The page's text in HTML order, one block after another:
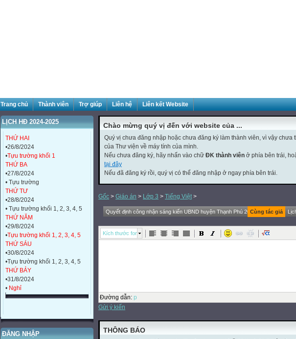
Trang chủ Thành viên Trợ giúp Liên hệ Liên kết Website
LỊCH HĐ 2024-2025
THỨ HAI
•26/8/2024
•Tựu trường khối 1
THỨ BA
•27/8/2024
• Tựu trường
THỨ TƯ
•28/8/2024
• Tựu trường khối 1, 2, 3, 4, 5
THỨ NĂM
•29/8/2024
•Tựu trường khối 1, 2, 3, 4, 5
THỨ SÁU
•30/8/2024
•Tựu trường khối 1, 2, 3, 4, 5
THỨ BẢY
•31/8/2024
• Nghỉ
ĐĂNG NHẬP
Chào mừng quý vị đến với website của ...
Quý vị chưa đăng nhập hoặc chưa đăng ký làm thành viên, vì vậy chưa
của Thư viện về máy tính của mình.
Nếu chưa đăng ký, hãy nhấn vào chữ ĐK thành viên ở phía bên trái,
tại đây
Nếu đã đăng ký rồi, quý vị có thể đăng nhập ở ngay phía bên trái.
Gốc > Giáo án > Lớp 3 > Tiếng Việt>
Quyết định công nhận sáng kiến UBND huyện Thạnh Phú 2019-2020
Cùng tác giả
Kích thước font
Đường dẫn: p
Gửi ý kiến
THÔNG BÁO